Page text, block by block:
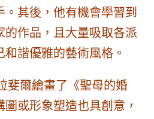
其後，他有機會學習到
的作品，且大量吸取各派
諧優雅的藝術風格。
斐爾繪畫了《聖母的婚
或形象塑造也具創意，